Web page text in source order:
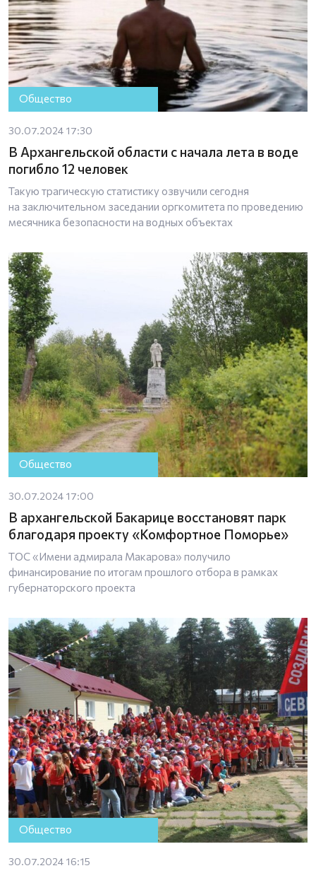
Общество
30.07.2024 17:30
В Архангельской области с начала лета в воде
погибло 12 человек
Такую трагическую статистику озвучили сегодня
на заключительном заседании оргкомитета по проведению
месячника безопасности на водных объектах
Общество
30.07.2024 17:00
В архангельской Бакарице восстановят парк
благодаря проекту «Комфортное Поморье»
ТОС «Имени адмирала Макарова» получило
финансирование по итогам прошлого отбора в рамках
губернаторского проекта
Общество
30.07.2024 16:15